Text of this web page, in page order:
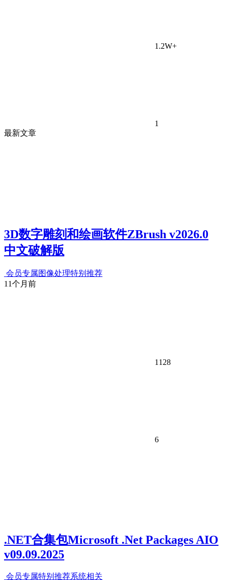
1.2W+
1
最新文章
3D数字雕刻和绘画软件ZBrush v2026.0
中文破解版
会员专属图像处理特别推荐
11个月前
1128
6
.NET合集包Microsoft .Net Packages AIO
v09.09.2025
会员专属特别推荐系统相关